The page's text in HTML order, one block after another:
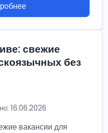
свежие
без
16.06.2026
вакансии для